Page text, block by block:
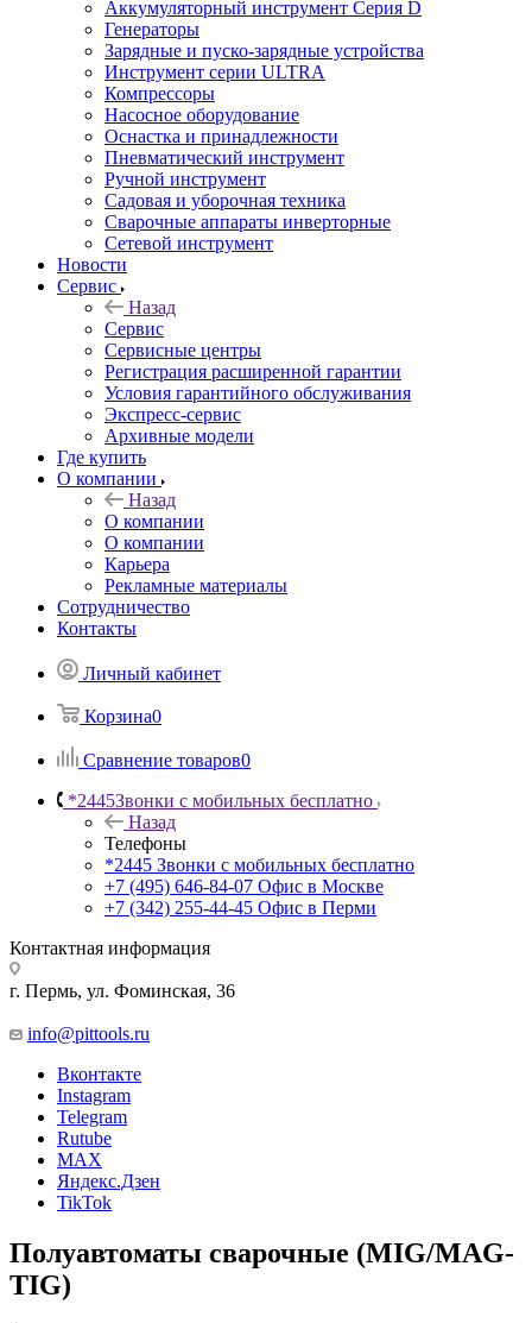
Аккумуляторный инструмент Серия D
Генераторы
Зарядные и пуско-зарядные устройства
Инструмент серии ULTRA
Компрессоры
Насосное оборудование
Оснастка и принадлежности
Пневматический инструмент
Ручной инструмент
Садовая и уборочная техника
Сварочные аппараты инверторные
Сетевой инструмент
Новости
Сервис
Назад
Сервис
Сервисные центры
Регистрация расширенной гарантии
Условия гарантийного обслуживания
Экспресс-сервис
Архивные модели
Где купить
О компании
Назад
О компании
О компании
Карьера
Рекламные материалы
Сотрудничество
Контакты
Личный кабинет
Корзина0
Сравнение товаров0
*2445Звонки с мобильных бесплатно
Назад
Телефоны
*2445 Звонки с мобильных бесплатно
+7 (495) 646-84-07 Офис в Москве
+7 (342) 255-44-45 Офис в Перми
Контактная информация
г. Пермь, ул. Фоминская, 36
info@pittools.ru
Вконтакте
Instagram
Telegram
Rutube
MAX
Яндекс.Дзен
TikTok
Полуавтоматы сварочные (MIG/MAG-
TIG)